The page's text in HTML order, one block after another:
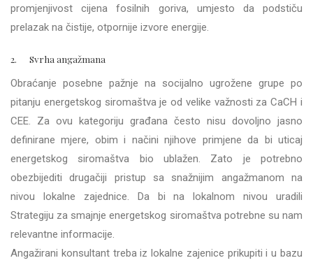
promjenjivost cijena fosilnih goriva, umjesto da podstiču
prelazak na čistije, otpornije izvore energije.
2. Svrha angažmana
Obraćanje posebne pažnje na socijalno ugrožene grupe po
pitanju energetskog siromaštva je od velike važnosti za CaCH i
CEE. Za ovu kategoriju građana često nisu dovoljno jasno
definirane mjere, obim i načini njihove primjene da bi uticaj
energetskog siromaštva bio ublažen. Zato je potrebno
obezbijediti drugačiji pristup sa snažnijim angažmanom na
nivou lokalne zajednice. Da bi na lokalnom nivou uradili
Strategiju za smajnje energetskog siromaštva potrebne su nam
relevantne informacije.
Angažirani konsultant treba iz lokalne zajenice prikupiti i u bazu